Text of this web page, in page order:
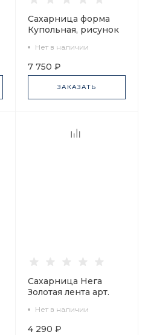
Сахарница форма
Купольная, рисунок
80.96298.00.1
Нет в наличии
7 750 ₽
ЗАКАЗАТЬ
Сахарница Нега
Золотая лента арт.
Нет в наличии
4 290 ₽